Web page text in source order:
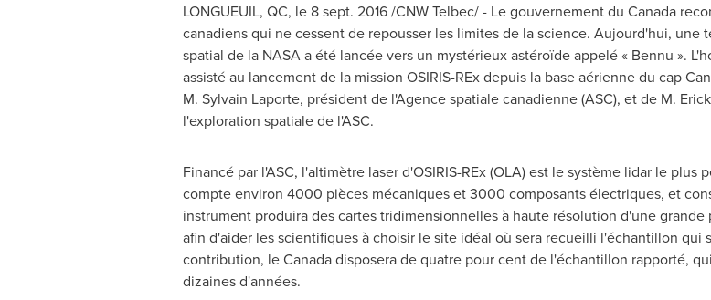
LONGUEUIL, QC, le 8 sept. 2016/CNW Telbec/ - Le gouvernement du Canada
canadiens qui ne cessent de repousser les limites de la science. Aujourd'hui,
spatial de la NASA a été lancée vers un mystérieux astéroïde appelé « Bennu ».
assisté au lancement de la mission OSIRIS-REx depuis la base aérienne du cap
M. Sylvain Laporte, président de l'Agence spatiale canadienne (ASC), et de M.
l'exploration spatiale de l'ASC.
Financé par l'ASC, l'altimètre laser d'OSIRIS-REx (OLA) est le système lidar le
compte environ 4000 pièces mécaniques et 3000 composants électriques, et
instrument produira des cartes tridimensionnelles à haute résolution d'une
afin d'aider les scientifiques à choisir le site idéal où sera recueilli l'échantillon qui
contribution, leCanadadisposera de quatre pour cent de l'échantillon rapporté,
dizaines d'années.